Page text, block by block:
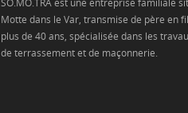
Motte dans le Var, transmise de père en
plus de 40 ans, spécialisée dans les
de terrassementet de maçonnerie